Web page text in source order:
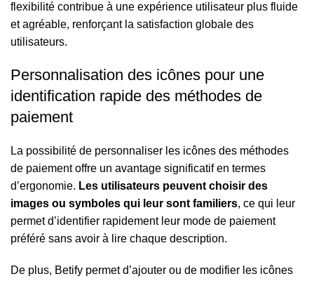
flexibilité contribue à une expérience utilisateur plus fluide
et agréable, renforçant la satisfaction globale des
utilisateurs.
Personnalisation des icônes pour une
identification rapide des méthodes de
paiement
La possibilité de personnaliser les icônes des méthodes
de paiement offre un avantage significatif en termes
d’ergonomie. Les utilisateurs peuvent choisir des
images ou symboles qui leur sont familiers, ce qui leur
permet d’identifier rapidement leur mode de paiement
préféré sans avoir à lire chaque description.
De plus, Betify permet d’ajouter ou de modifier les icônes